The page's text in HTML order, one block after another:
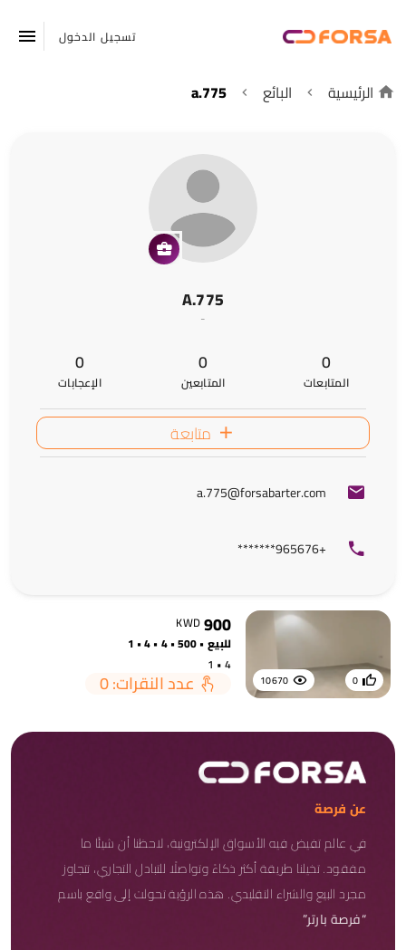
تسجيل الدخول
الرئيسية البائع a.775
A.775
-
0
المتابعات
0
المتابعين
0
الإعجابات
متابعة
a.775@forsabarter.com
+965676*******
10670 0
900
KWD
للبيع • 500 • 4 • 4 • 1
4 • 1
عدد النقرات: 0
عن فرصة
في عالم تفيض فيه الأسواق الإلكترونية، لاحظنا أن شيئًا ما
مفقود. تخيلنا طريقة أكثر ذكاءً وتواصلًا للتبادل التجاري، تتجاوز
مجرد البيع والشراء التقليدي. هذه الرؤية تحولت إلى واقع باسم
“فرصة بارتر”